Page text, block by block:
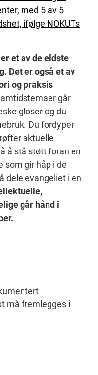
med 5 av 5
ifølge NOKUTs
et av de eldste
Det er også et av
og praksis
går
gloser og du
Du fordyper
aktuelle
å stå støtt foran en
som gir håp i de
dele evangeliet i en
går hånd i
må fremlegges i